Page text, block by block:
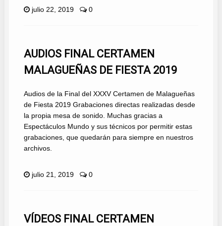
julio 22, 2019 0
AUDIOS FINAL CERTAMEN
MALAGUEÑAS DE FIESTA 2019
Audios de la Final del XXXV Certamen de Malagueñas
de Fiesta 2019 Grabaciones directas realizadas desde
la propia mesa de sonido. Muchas gracias a
Espectáculos Mundo y sus técnicos por permitir estas
grabaciones, que quedarán para siempre en nuestros
archivos.
julio 21, 2019 0
VÍDEOS FINAL CERTAMEN